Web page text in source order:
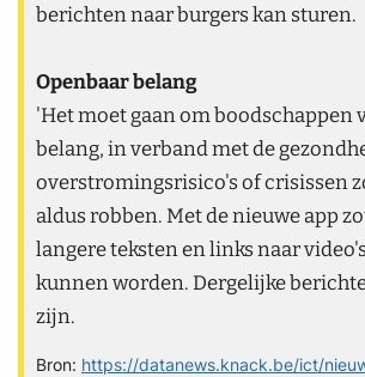
berichten naar burgers kan sturen.
Openbaar belang
'Het moet gaan om boodschappen
belang, in verband met de
overstromingsrisico's of crisissen
aldus robben. Met de nieuwe app
langere teksten en links naar
kunnen worden. Dergelijke
zijn.
Bron: https://datanews.knack.be/ict/